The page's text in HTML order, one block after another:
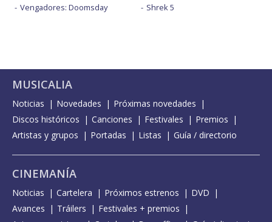
Vengadores: Doomsday
Shrek 5
MUSICALIA
Noticias Novedades
Próximas novedades
Discos históricos
Canciones Festivales
Premios
Artistas y grupos
Portadas Listas Guía / directorio
CINEMANÍA
Noticias Cartelera Próximos estrenos
DVD
Avances
Tráilers
Festivales + premios